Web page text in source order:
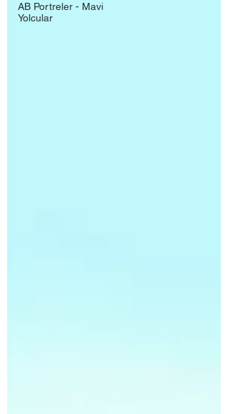
AB Portreler - Mavi
Yolcular